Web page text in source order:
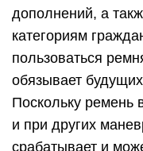
дополнений, а
категориям
пользоваться
обязывает
Поскольку ремень
и при других
срабатывает и